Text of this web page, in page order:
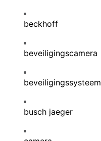
beckhoff
beveiligingscamera
beveiligingssysteem
busch jaeger